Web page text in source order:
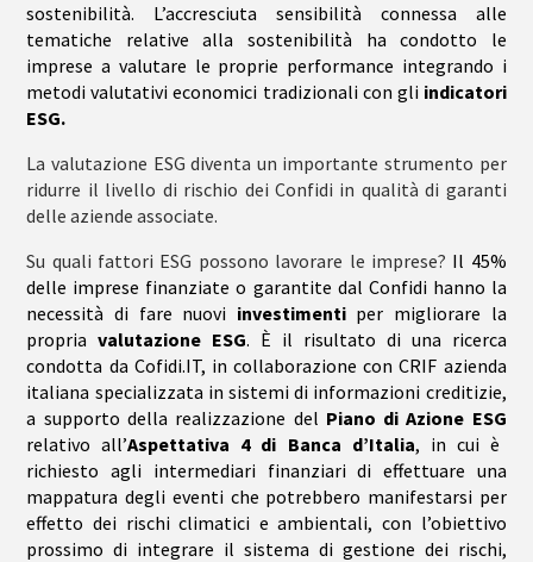
sostenibilità. L’accresciuta sensibilità connessa alle
tematiche relative alla sostenibilità ha condotto le
imprese a valutare le proprie performance integrando i
metodi valutativi economici tradizionali con gli indicatori
ESG.
La valutazione ESG diventa un importante strumento per
ridurre il livello di rischio dei Confidi in qualità di garanti
delle aziende associate.
Su quali fattori ESG possono lavorare le imprese? Il 45%
delle imprese finanziate o garantite dal Confidi hanno la
necessità di fare nuovi investimenti per migliorare la
propriavalutazione ESG. È il risultato di una ricerca
condotta da Cofidi.IT, in collaborazione con CRIF azienda
italiana specializzata in sistemi di informazioni creditizie,
a supporto della realizzazione del Piano di Azione ESG
relativo all’Aspettativa 4 di Banca d’Italia, in cui è
richiesto agli intermediari finanziari di effettuare una
mappatura degli eventi che potrebbero manifestarsi per
effetto dei rischi climatici e ambientali, con l’obiettivo
prossimo di integrare il sistema di gestione dei rischi,